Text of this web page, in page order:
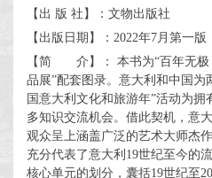
【出 版 社】：文物出版社
【出版日期】：2022年7月第一版
【简 介】： 本书为“百年无极
品展”配套图录。意大利和中国为
国意大利文化和旅游年”活动为
多知识交流机会。借此契机，意
观众呈上涵盖广泛的艺术大师杰
充分代表了意大利19世纪至今的
核心单元的划分，囊括19世纪至